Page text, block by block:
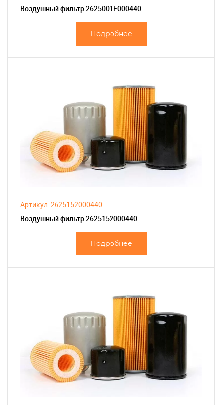
Воздушный фильтр 2625001E000440
Подробнее
Артикул: 2625152000440
Воздушный фильтр 2625152000440
Подробнее